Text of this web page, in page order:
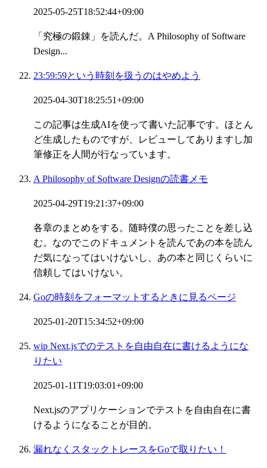
2025-05-25T18:52:44+09:00
「究極の鍛錬」を読んだ。A Philosophy of Software
Design...
23:59:59という時刻を扱うのはやめよう
2025-04-30T18:25:51+09:00
この記事は生成AIを使って書いた記事です。ほとん
ど生成したものですが、レビューしてありますし加
筆修正を人間が行なっています。
A Philosophy of Software Designの読書メモ
2025-04-29T19:21:37+09:00
各章のまとめをする。随時僕の思ったことを差し込
む。なのでこのドキュメントを読んであの本を読ん
だ気になってはいけないし、あの本と同じくらいに
信頼してはいけない。
Goの時刻をフォーマットするときに見るページ
2025-01-20T15:34:52+09:00
wip Next.jsでのテストを自由自在に書けるようにな
りたい
2025-01-11T19:03:01+09:00
Next.jsのアプリケーションでテストを自由自在に書
けるようになることが目的。
漏れなくスタックトレースをGoで取りたい！